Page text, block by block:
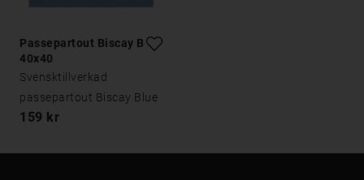
Passepartout Biscay Blue
40x40
Svensktillverkad
passepartout Biscay Blue
159 kr